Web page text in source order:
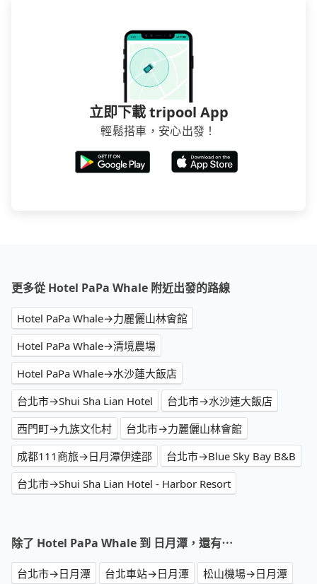
立即下載 tripool App
輕鬆搭車，安心出發！
更多從 Hotel PaPa Whale 附近出發的路線
Hotel PaPa Whale→力麗儷山林會館
Hotel PaPa Whale→清境農場
Hotel PaPa Whale→水沙蓮大飯店
台北市→Shui Sha Lian Hotel
台北市→水沙連大飯店
西門町→九族文化村
台北市→力麗儷山林會館
成都111商旅→日月潭伊達邵
台北市→Blue Sky Bay B&B
台北市→Shui Sha Lian Hotel - Harbor Resort
除了 Hotel PaPa Whale 到 日月潭，還有⋯
台北市→日月潭 台北車站→日月潭
松山機場→日月潭